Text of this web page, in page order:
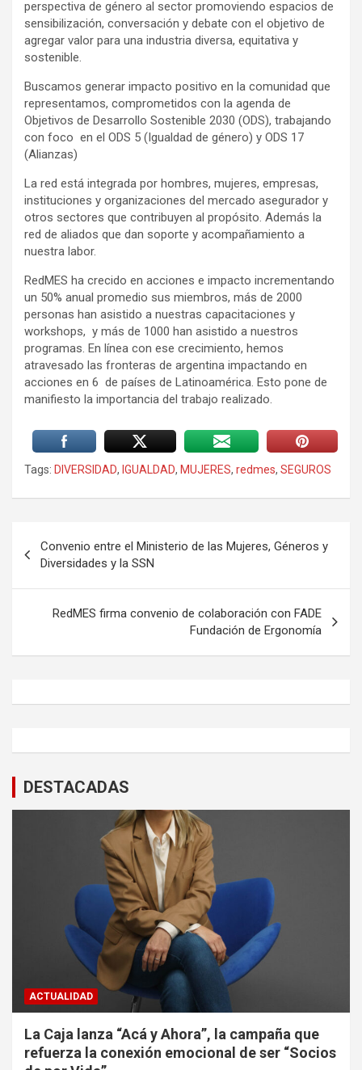
perspectiva de género al sector promoviendo espacios de
sensibilización, conversación y debate con el objetivo de
agregar valor para una industria diversa, equitativa y
sostenible.
Buscamos generar impacto positivo en la comunidad que
representamos, comprometidos con la agenda de
Objetivos de Desarrollo Sostenible 2030 (ODS), trabajando
con foco en el ODS 5 (Igualdad de género) y ODS 17
(Alianzas)
La red está integrada por hombres, mujeres, empresas,
instituciones y organizaciones del mercado asegurador y
otros sectores que contribuyen al propósito. Además la
red de aliados que dan soporte y acompañamiento a
nuestra labor.
RedMES ha crecido en acciones e impacto incrementando
un 50% anual promedio sus miembros, más de 2000
personas han asistido a nuestras capacitaciones y
workshops, y más de 1000 han asistido a nuestros
programas. En línea con ese crecimiento, hemos
atravesado las fronteras de argentina impactando en
acciones en 6 de países de Latinoamérica. Esto pone de
manifiesto la importancia del trabajo realizado.
Tags: DIVERSIDAD, IGUALDAD, MUJERES, redmes, SEGUROS
de
entradas
Convenio entre el Ministerio de las Mujeres, Géneros y
Diversidades y la SSN
RedMES firma convenio de colaboración con FADE
Fundación de Ergonomía
DESTACADAS
ACTUALIDAD
La Caja lanza “Acá y Ahora”, la campaña que
refuerza la conexión emocional de ser “Socios